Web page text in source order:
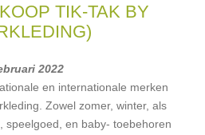
TIK-TAK BY
2022
en internationale merken
Zowel zomer, winter, als
speelgoed, en baby- toebehoren